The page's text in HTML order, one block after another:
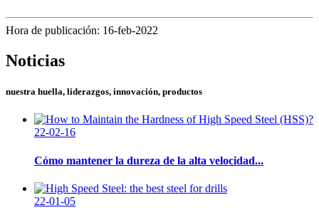
Hora de publicación: 16-feb-2022
Noticias
nuestra huella, liderazgos, innovación, productos
22-02-16
Cómo mantener la dureza de la alta velocidad...
22-01-05